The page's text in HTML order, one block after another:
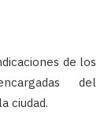
de los
del
ciudad.